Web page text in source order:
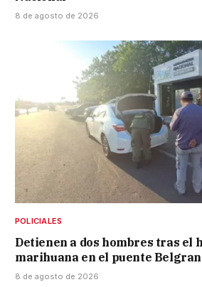
8 de agosto de 2026
POLICIALES
Detienen a dos hombres tras el
marihuana en el puente
8 de agosto de 2026